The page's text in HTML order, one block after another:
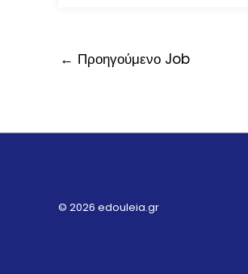
← Προηγούμενο Job
© 2026 edouleia.gr